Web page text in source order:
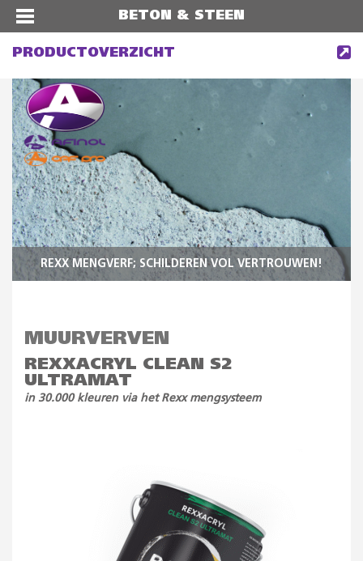
BETON & STEEN
PRODUCTOVERZICHT
REXX MENGVERF; SCHILDEREN VOL VERTROUWEN!
MUURVERVEN
REXXACRYL CLEAN S2
ULTRAMAT
in 30.000 kleuren via het Rexx mengsysteem